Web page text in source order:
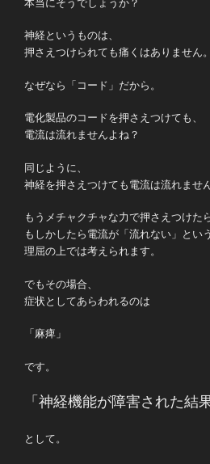
本当にそうでしょうか？
神経というものは、
押さえつけられても痛くはありません。
なぜなら「コード」だから。
電化製品のコードを押さえつけても、
電流は流れませんよね？
同じように、
神経を押さえつけても電流は流れません
もうメチャクチャな力で押さえつけたら
もしかしたら電流が「流れない」とい
理屈の上では考えられます。
でもその場合、
症状としてあらわれるのは
「麻痺」
です。
「神経機能が障害された結果
として。